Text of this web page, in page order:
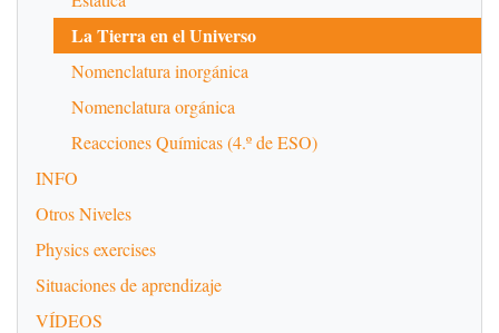
La Tierra en el Universo
Nomenclatura inorgánica
Nomenclatura orgánica
Reacciones Químicas (4.º de ESO)
INFO
Otros Niveles
Physics exercises
Situaciones de aprendizaje
VÍDEOS